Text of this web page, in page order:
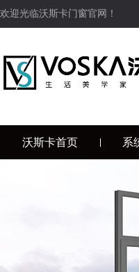
欢迎光临沃斯卡门窗官网！
沃斯卡首页 系